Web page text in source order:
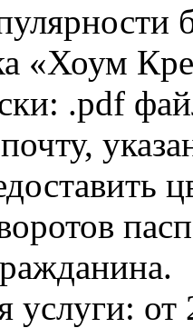
«Хоум
.pdf
услуги: от